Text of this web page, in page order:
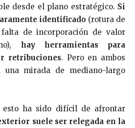
desde el plano estratégico. Si
identificado (rotura de
de incorporación de valor
hay herramientas para
retribuciones. Pero en ambos
una mirada de mediano-largo
esto ha sido difícil de afrontar
suele ser relegada en la